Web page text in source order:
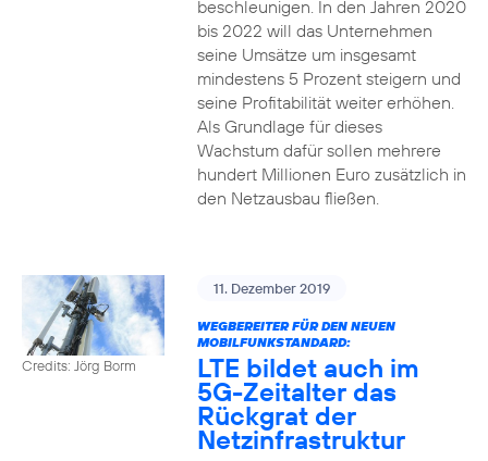
beschleunigen. In den Jahren 2020
bis 2022 will das Unternehmen
seine Umsätze um insgesamt
mindestens 5 Prozent steigern und
seine Profitabilität weiter erhöhen.
Als Grundlage für dieses
Wachstum dafür sollen mehrere
hundert Millionen Euro zusätzlich in
den Netzausbau fließen.
Credits: Jörg Borm
11. Dezember 2019
WEGBEREITER FÜR DEN NEUEN
MOBILFUNKSTANDARD:
LTE bildet auch im
5G-Zeitalter das
Rückgrat der
Netzinfrastruktur